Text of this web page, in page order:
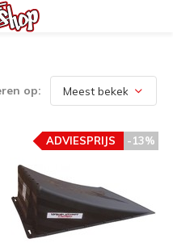
op:
-13%
ADVIESPRIJS